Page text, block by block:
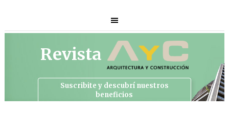
Revista
Suscribite y descubrí nuestros
beneficios